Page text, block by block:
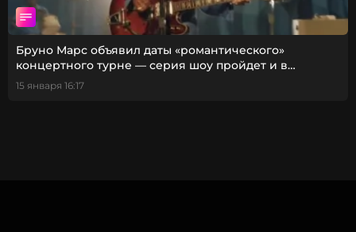
Бруно Марс объявил даты «романтического»
концертного турне — серия шоу пройдет и в
городах Европы
15 января 16:17